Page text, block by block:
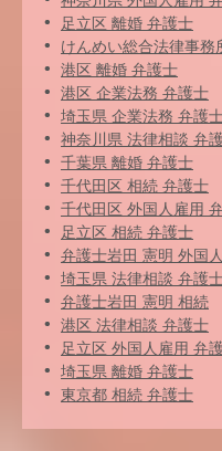
足立区 離婚 弁護士
けんめい総合法律事務
港区 離婚 弁護士
港区 企業法務 弁護士
埼玉県 企業法務 弁護
神奈川県 法律相談 弁
千葉県 離婚 弁護士
千代田区 相続 弁護士
千代田区 外国人雇用
足立区 相続 弁護士
弁護士岩田 憲明 外国
埼玉県 法律相談 弁護
弁護士岩田 憲明 相続
港区 法律相談 弁護士
足立区 外国人雇用 弁
埼玉県 離婚 弁護士
東京都 相続 弁護士